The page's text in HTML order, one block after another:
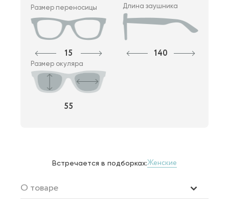
Размер переносицы
15
Длина заушника
140
Размер окуляра
55
Встречается в подборках:Женские
О товаре